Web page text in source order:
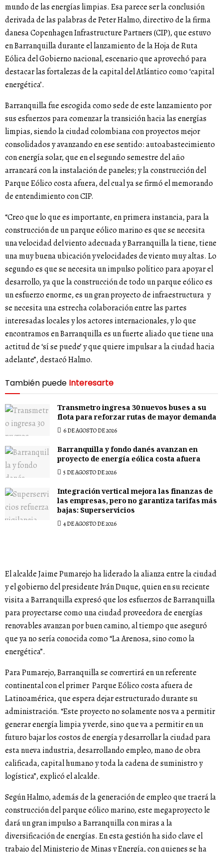
mundo de las energías limpias. Esa parece ser la conclusión
derivada de las palabras de Peter Halmo, directivo de la firma
danesa Copenhagen Infrastructure Partners (CIP), que estuvo
en Barranquilla durante el lanzamiento de la Hoja de Ruta
Eólica del Gobierno nacional, escenario que aprovechó para
destacar las fortalezas de la capital del Atlántico como ‘capital
energética’.
Barranquilla fue escogida como sede de este lanzamiento por
sus esfuerzos para comenzar la transición hacia las energías
limpias, siendo la ciudad colombiana con proyectos mejor
consolidados y avanzando en ese sentido: autoabastecimiento
con energía solar, que en el segundo semestre del año
arrancará con la instalación de paneles; y la construcción del
Parque Eólico costa afuera, del cual ya se firmó el memorando
de entendimiento con CIP.
“Creo que lo que es importante, en primera instancia, para la
construcción de un parque eólico marino es que se necesita
una velocidad del viento adecuada y Barranquilla la tiene, tiene
una muy buena ubicación y velocidades de viento muy altas. Lo
segundo es que se necesita un impulso político para apoyar el
desarrollo, ya que la construcción de todo un parque eólico es
un esfuerzo enorme, es un gran proyecto de infraestructura y
se necesita una estrecha colaboración entre las partes
interesadas locales y los actores internacionales, y lo que
encontramos en Barranquilla es un fuerte aliado que tiene una
actitud de ‘sí se puede’ y que quiere impulsar a la ciudad hacia
adelante”, destacó Halmo.
También puede Interesarte
Transmetro ingresa 30 nuevos buses a su
flota para reforzar rutas de mayor demanda
6 DE AGOSTO DE 2026
Barranquilla y fondo danés avanzan en
proyecto de energía eólica costa afuera
5 DE AGOSTO DE 2026
Integración vertical mejora las finanzas de
las empresas, pero no garantiza tarifas más
bajas: Superservicios
4 DE AGOSTO DE 2026
El alcalde Jaime Pumarejo ha liderado la alianza entre la ciudad
y el gobierno del presidente Iván Duque, quien en su reciente
visita a Barranquilla expresó que los esfuerzos de Barranquilla
para proyectarse como una ciudad proveedora de energías
renovables avanzan por buen camino, al tiempo que aseguró
que ya no sería conocida como “La Arenosa, sino como la
energética”.
Para Pumarejo, Barranquilla se convertirá en un referente
continental con el primer Parque Eólico costa afuera de
Latinoamérica, que espera dejar estructurado durante su
administración. “Este proyecto no solamente nos va a permitir
generar energía limpia y verde, sino que va a permitir en un
futuro bajar los costos de energía y desarrollar la ciudad para
esta nueva industria, desarrollando empleo, mano de obra
calificada, capital humano y toda la cadena de suministro y
logística”, explicó el alcalde.
Según Halmo, además de la generación de empleo que traerá la
construcción del parque eólico marino, este megaproyecto le
dará un gran impulso a Barranquilla con miras a la
diversificación de energías. En esta gestión ha sido clave el
trabajo del Ministerio de Minas y Energía, con quienes se ha